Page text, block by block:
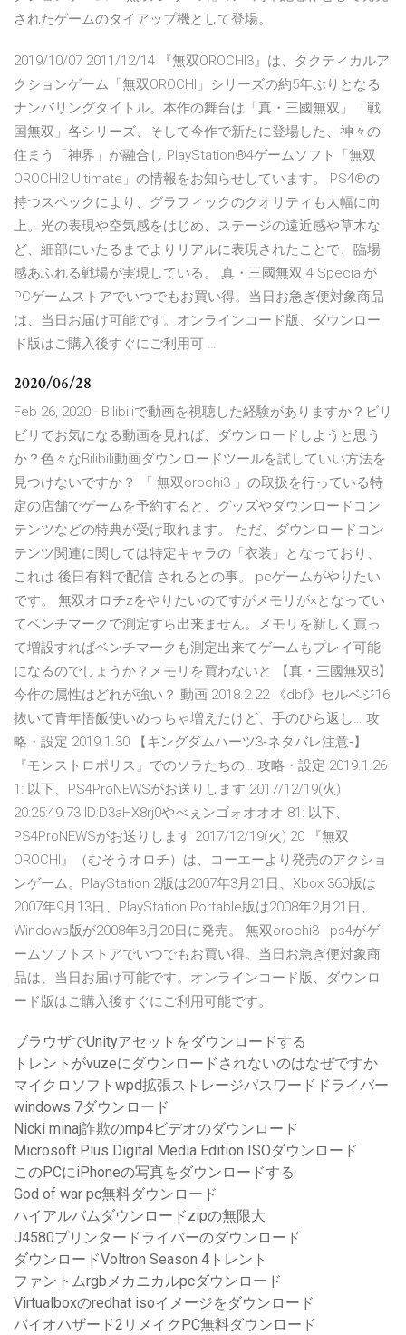
されたゲームのタイアップ機として登場。
2019/10/07 2011/12/14 『無双OROCHI3』は、タクティカルア
クションゲーム「無双OROCHI」シリーズの約5年ぶりとなる
ナンバリングタイトル。本作の舞台は「真・三國無双」「戦
国無双」各シリーズ、そして今作で新たに登場した、神々の
住まう「神界」が融合し PlayStation®4ゲームソフト「無双
OROCHI2 Ultimate」の情報をお知らせしています。 PS4®の
持つスペックにより、グラフィックのクオリティも大幅に向
上。光の表現や空気感をはじめ、ステージの遠近感や草木な
ど、細部にいたるまでよりリアルに表現されたことで、臨場
感あふれる戦場が実現している。 真・三國無双 4 Specialが
PCゲームストアでいつでもお買い得。当日お急ぎ便対象商品
は、当日お届け可能です。オンラインコード版、ダウンロー
ド版はご購入後すぐにご利用可 …
2020/06/28
Feb 26, 2020 · Bilibiliで動画を視聴した経験がありますか？ビリ
ビリでお気になる動画を見れば、ダウンロードしようと思う
か？色々なBilibili動画ダウンロードツールを試していい方法を
見つけないですか？ 「 無双orochi3 」の取扱を行っている特
定の店舗でゲームを予約すると、グッズやダウンロードコン
テンツなどの特典が受け取れます。 ただ、ダウンロードコン
テンツ関連に関しては特定キャラの「衣装」となっており、
これは 後日有料で配信 されるとの事。 pcゲームがやりたい
です。 無双オロチzをやりたいのですがメモリが×となってい
てベンチマークで測定すら出来ません。メモリを新しく買っ
て増設すればベンチマークも測定出来てゲームもプレイ可能
になるのでしょうか？メモリを買わないと 【真・三國無双8】
今作の属性はどれが強い？ 動画 2018.2.22 《dbf》セルベジ16
抜いて青年悟飯使いめっちゃ増えたけど、手のひら返し… 攻
略・設定 2019.1.30 【キングダムハーツ3‐ネタバレ注意‐】
『モンストロポリス』でのソラたちの… 攻略・設定 2019.1.26
1: 以下、PS4ProNEWSがお送りします 2017/12/19(火)
20:25:49.73 ID:D3aHX8rj0やべぇンゴォオオオ 81: 以下、
PS4ProNEWSがお送りします 2017/12/19(火) 20 『無双
OROCHI』（むそうオロチ）は、コーエーより発売のアクショ
ンゲーム。PlayStation 2版は2007年3月21日、Xbox 360版は
2007年9月13日、PlayStation Portable版は2008年2月21日、
Windows版が2008年3月20日に発売。 無双orochi3 - ps4がゲ
ームソフトストアでいつでもお買い得。当日お急ぎ便対象商
品は、当日お届け可能です。オンラインコード版、ダウンロ
ード版はご購入後すぐにご利用可能です。
ブラウザでUnityアセットをダウンロードする
トレントがvuzeにダウンロードされないのはなぜですか
マイクロソフトwpd拡張ストレージパスワードドライバー
windows 7ダウンロード
Nicki minaj詐欺のmp4ビデオのダウンロード
Microsoft Plus Digital Media Edition ISOダウンロード
このPCにiPhoneの写真をダウンロードする
God of war pc無料ダウンロード
ハイアルバムダウンロードzipの無限大
J4580プリンタードライバーのダウンロード
ダウンロードVoltron Season 4トレント
ファントムrgbメカニカルpcダウンロード
Virtualboxのredhat isoイメージをダウンロード
バイオハザード2リメイクPC無料ダウンロード